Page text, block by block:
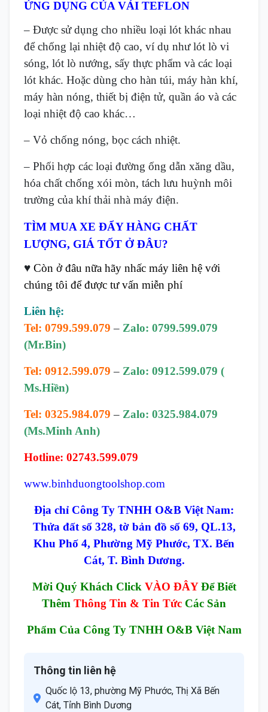
ỨNG DỤNG CỦA VẢI TEFLON
– Được sử dụng cho nhiều loại lót khác nhau
để chống lại nhiệt độ cao, ví dụ như lót lò vi
sóng, lót lò nướng, sấy thực phẩm và các loại
lót khác. Hoặc dùng cho hàn túi, máy hàn khí,
máy hàn nóng, thiết bị điện tử, quần áo và các
loại nhiệt độ cao khác…
– Vỏ chống nóng, bọc cách nhiệt.
– Phối hợp các loại đường ống dẫn xăng dầu,
hóa chất chống xói mòn, tách lưu huỳnh môi
trường của khí thải nhà máy điện.
TÌM MUA XE ĐẨY HÀNG CHẤT
LƯỢNG, GIÁ TỐT Ở ĐÂU?
♥ Còn ở đâu nữa hãy nhấc máy liên hệ với
chúng tôi để được tư vấn miễn phí
Liên hệ:
Tel: 0799.599.079 – Zalo: 0799.599.079
(Mr.Bin)
Tel: 0912.599.079– Zalo: 0912.599.079 (
Ms.Hiền)
Tel: 0325.984.079 – Zalo: 0325.984.079
(Ms.Minh Anh)
Hotline: 02743.599.079
www.binhduongtoolshop.com
Địa chỉ Công Ty TNHH O&B Việt Nam:
Thửa đất số 328, tờ bản đồ số 69, QL.13,
Khu Phố 4, Phường Mỹ Phước, TX. Bến
Cát, T. Bình Dương.
Mời Quý Khách Click VÀO ĐÂY Để Biết
Thêm Thông Tin & Tin Tức Các Sản
Phẩm Của Công Ty TNHH O&B Việt Nam
Thông tin liên hệ
Quốc lộ 13, phường Mỹ Phước, Thị Xã Bến
Cát, Tỉnh Bình Dương